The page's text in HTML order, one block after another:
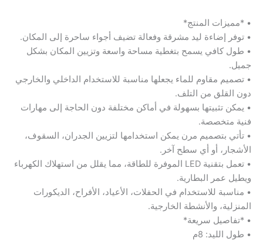
• *مميزات المنتج*
• توفر إضاءة ليد مشرقة وفعالة تضيف أجواء ساحرة إلى المكان.
• طول كافي يسمح بتغطية مساحة واسعة وتزيين المكان بشكل
جميل.
• تصميم مقاوم للماء يجعلها مناسبة للاستخدام الداخلي والخارجي
دون القلق من التلف.
• يمكن تثبيتها بسهولة في أماكن مختلفة دون الحاجة إلى مهارات
فنية متخصصة.
• تأتي بتصميم مرن يمكن استخدامها لتزيين الجدران، السقوف،
الأشجار، أو أي سطح آخر.
• تعمل بتقنية LED الموفرة للطاقة، مما يقلل من استهلاك الكهرباء
ويطيل عمر البطارية.
• مناسبة للاستخدام في الحفلات، الأعياد، الأفراح، الديكورات
المنزلية، والأنشطة الخارجية.
• *تفاصيل سريعة*
• طول الليد: 8م